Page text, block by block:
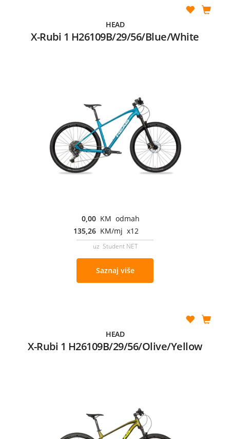
HEAD
X-Rubi 1 H26109B/29/56/Blue/White
0,00 KM odmah
135,26 KM/mj x12
uz Student NET
Saznaj više
HEAD
X-Rubi 1 H26109B/29/56/Olive/Yellow